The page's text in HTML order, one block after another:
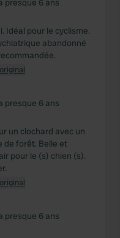
presque 6 ans
Idéal pour le cyclisme.
abandonné
presque 6 ans
un clochard avec un
de forêt. Belle et
pour le (s) chien (s).
presque 6 ans